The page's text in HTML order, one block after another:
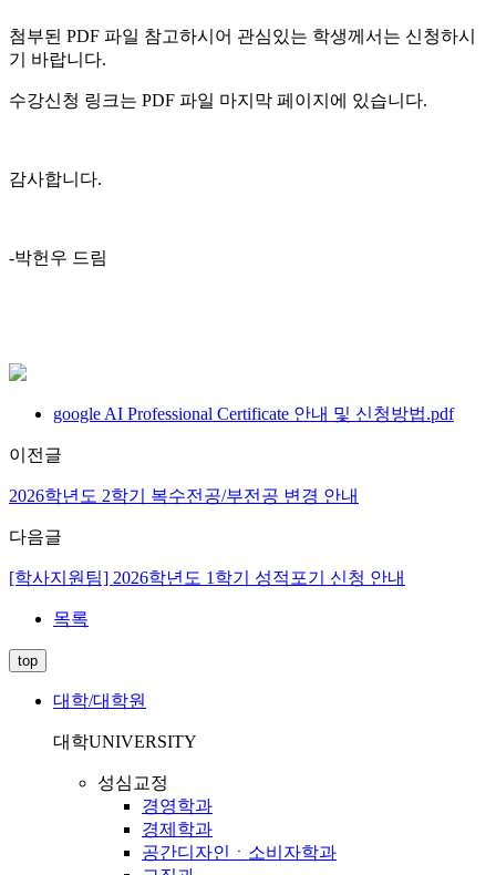
첨부된 PDF 파일 참고하시어 관심있는 학생께서는 신청하시
기 바랍니다.
수강신청 링크는 PDF 파일 마지막 페이지에 있습니다.
감사합니다.
-박헌우 드림
google AI Professional Certificate 안내 및 신청방법.pdf
이전글
2026학년도 2학기 복수전공/부전공 변경 안내
다음글
[학사지원팀] 2026학년도 1학기 성적포기 신청 안내
목록
top
대학/대학원
대학UNIVERSITY
성심교정
경영학과
경제학과
공간디자인ㆍ소비자학과